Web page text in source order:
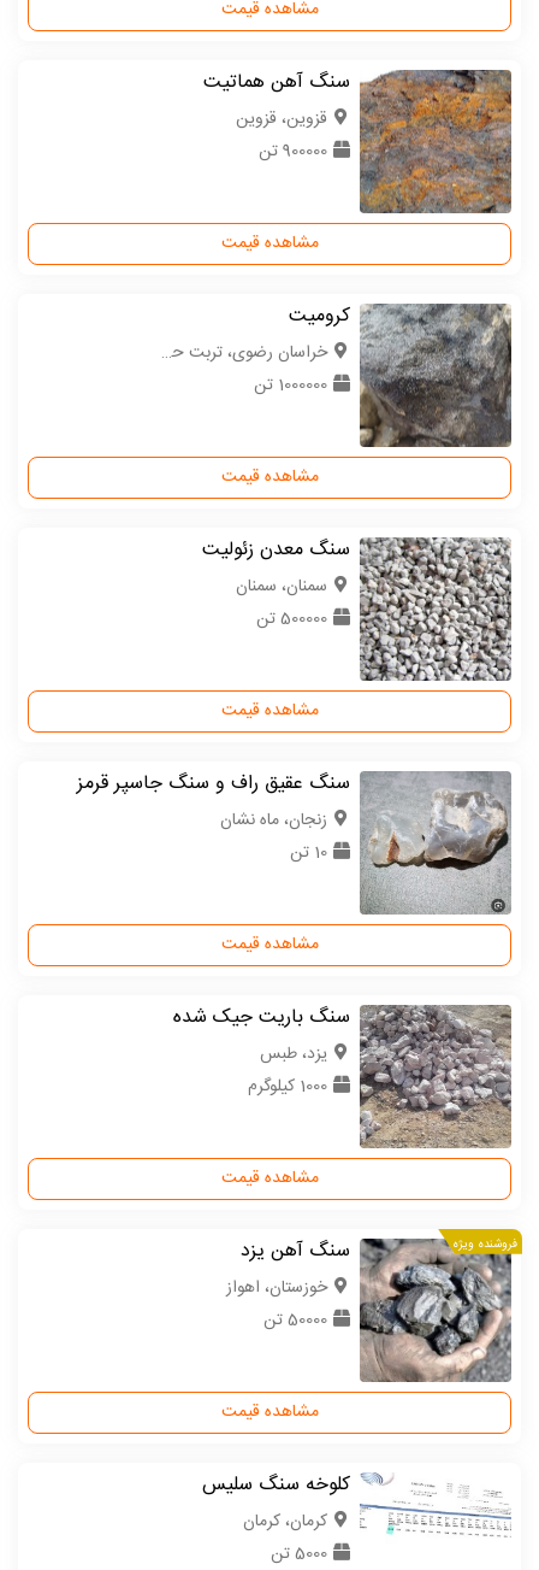
مشاهده قیمت
سنگ آهن هماتیت
قزوین، قزوین
900000 تن
مشاهده قیمت
کرومیت
خراسان رضوی، تربت حیدریه
1000000 تن
مشاهده قیمت
سنگ معدن زئولیت
سمنان، سمنان
500000 تن
مشاهده قیمت
سنگ عقیق راف و سنگ جاسپر قرمز
زنجان، ماه نشان
10 تن
مشاهده قیمت
سنگ باریت جیک شده
یزد، طبس
1000 کیلوگرم
مشاهده قیمت
فروشنده ویژه سنگ آهن یزد
خوزستان، اهواز
50000 تن
مشاهده قیمت
کلوخه سنگ سلیس
كرمان، کرمان
5000 تن